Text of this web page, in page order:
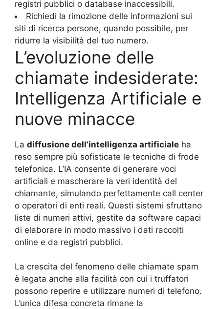
registri pubblici o database inaccessibili.
Richiedi la rimozione delle informazioni sui
siti di ricerca persone, quando possibile, per
ridurre la visibilità del tuo numero.
L’evoluzione delle
chiamate indesiderate:
Intelligenza Artificiale e
nuove minacce
La diffusione dell’intelligenza artificiale ha
reso sempre più sofisticate le tecniche di frode
telefonica. L’IA consente di generare voci
artificiali e mascherare la veri identità del
chiamante, simulando perfettamente call center
o operatori di enti reali. Questi sistemi sfruttano
liste di numeri attivi, gestite da software capaci
di elaborare in modo massivo i dati raccolti
online e da registri pubblici.
La crescita del fenomeno delle chiamate spam
è legata anche alla facilità con cui i truffatori
possono reperire e utilizzare numeri di telefono.
L’unica difesa concreta rimane la